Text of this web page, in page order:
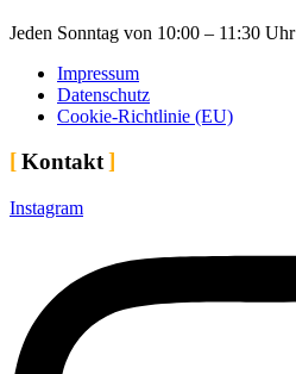
Jeden Sonntag von 10:00 – 11:30 Uhr
Impressum
Datenschutz
Cookie-Richtlinie (EU)
Kontakt
Instagram